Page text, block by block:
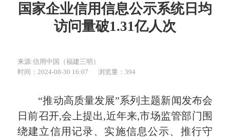
国家企业信用信息公示系统日均
访问量破1.31亿人次
来源:信用中国（福建三明）
时间：2024-08-30 16:07
浏览量：394
“推动高质量发展”系列主题新闻发布会
日前召开,会上提出,近年来,市场监管部门围
绕建立信用记录、实施信息公示、推行守